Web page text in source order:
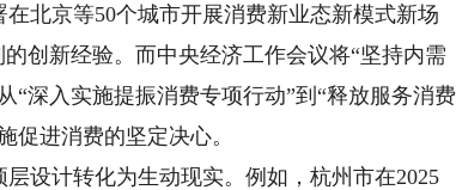
京等50个城市开展消费新业态新模式新场
创新经验。而中央经济工作会议将“坚持内需
“深入实施提振消费专项行动”到“释放服务消费
促进消费的坚定决心。
计转化为生动现实。例如，杭州市在2025